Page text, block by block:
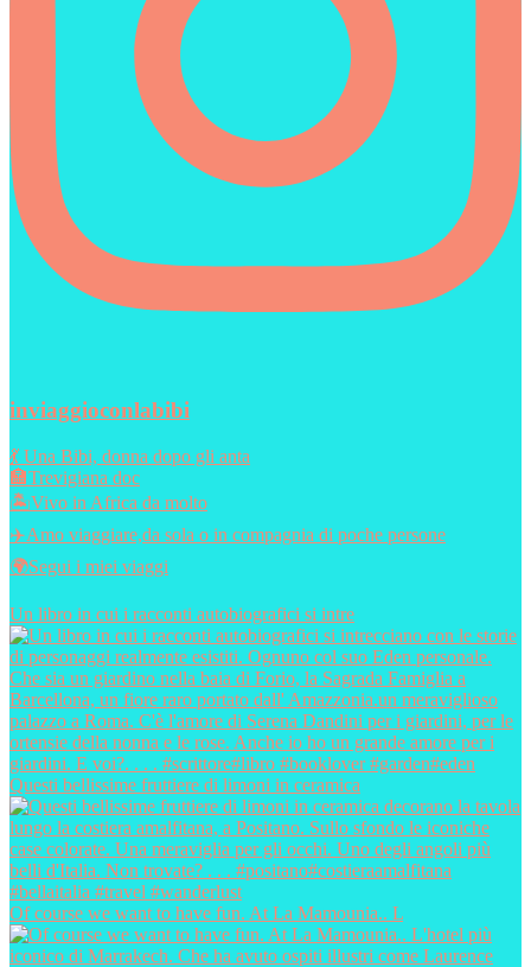
inviaggioconlabibi
💃 Una Bibi, donna dopo gli anta
🏣Trevigiana doc
🏝️Vivo in Africa da molto
✈️Amo viaggiare,da sola o in compagnia di poche persone
🌍Segui i miei viaggi
Un libro in cui i racconti autobiografici si intre
Questi bellissime fruttiere di limoni in ceramica
Of course we want to have fun. At La Mamounia.. L